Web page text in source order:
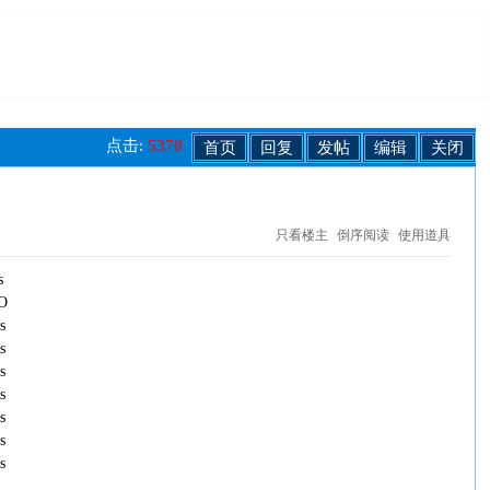
关闭
编辑
发帖
回复
首页
点击: 5378
只看楼主 倒序阅读 使用道具